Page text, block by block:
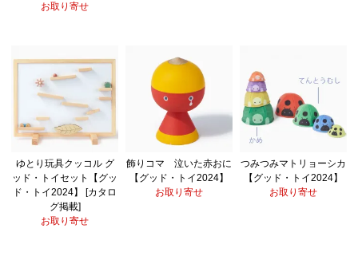
お取り寄せ
ゆとり玩具クッコル グ
ッド・トイセット【グッ
ド・トイ2024】 [カタロ
グ掲載]
お取り寄せ
飾りコマ 泣いた赤おに
【グッド・トイ2024】
お取り寄せ
つみつみマトリョーシカ
【グッド・トイ2024】
お取り寄せ